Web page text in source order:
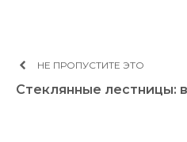
НЕ ПРОПУСТИТЕ ЭТО
Стеклянные лестницы: